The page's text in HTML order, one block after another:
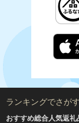
ランキングでさがす
おすすめ総合人気返